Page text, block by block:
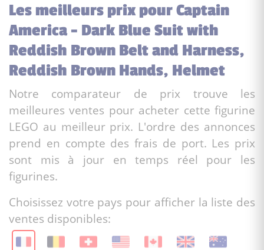
Les meilleurs prix pour Captain
America - Dark Blue Suit with
Reddish Brown Belt and Harness,
Reddish Brown Hands, Helmet
Notre comparateur de prix trouve les
meilleures ventes pour acheter cette figurine
LEGO au meilleur prix. L'ordre des annonces
prend en compte des frais de port. Les prix
sont mis à jour en temps réel pour les
figurines.
Choisissez votre pays pour afficher la liste des
ventes disponibles: